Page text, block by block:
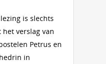
is slechts
verslag van
Petrus en
in